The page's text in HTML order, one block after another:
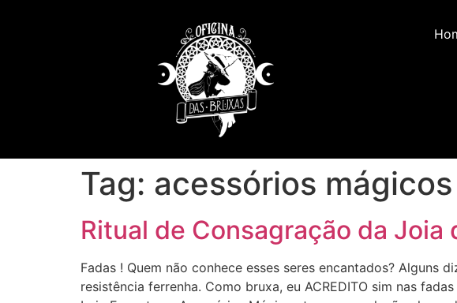
Tag: acessórios mágicos
Ritual de Consagração da Joia
Fadas ! Quem não conhece esses seres encantados? Alguns
resistência ferrenha. Como bruxa, eu ACREDITO sim nas